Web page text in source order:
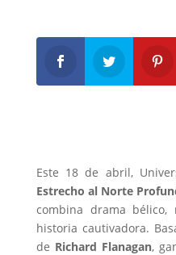
Este 18 de abril,
Estrecho al Norte
combina drama
historia cautivadora.
de Richard Flanagan,